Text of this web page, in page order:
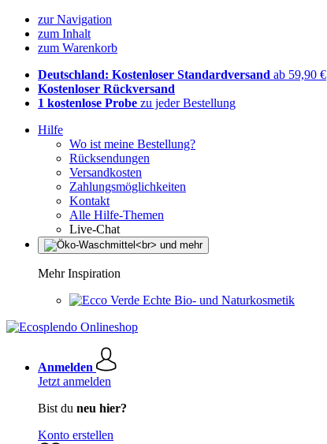
zur Navigation
zum Inhalt
zum Warenkorb
Deutschland: Kostenloser Standardversand ab 59,90 €
Kostenloser Rückversand
1 kostenlose Probe zu jeder Bestellung
Hilfe
Wo ist meine Bestellung?
Rücksendungen
Versandkosten
Zahlungsmöglichkeiten
Kontakt
Alle Hilfe-Themen
Live-Chat
Mehr Inspiration
Echte Bio- und Naturkosmetik
Anmelden
Jetzt anmelden
Bist du neu hier?
Konto erstellen